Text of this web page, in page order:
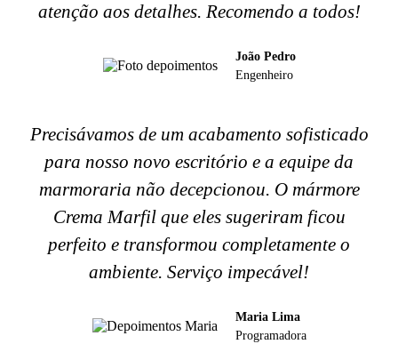
atenção aos detalhes. Recomendo a todos!
João Pedro
Engenheiro
Precisávamos de um acabamento sofisticado
para nosso novo escritório e a equipe da
marmoraria não decepcionou. O mármore
Crema Marfil que eles sugeriram ficou
perfeito e transformou completamente o
ambiente. Serviço impecável!
Maria Lima
Programadora